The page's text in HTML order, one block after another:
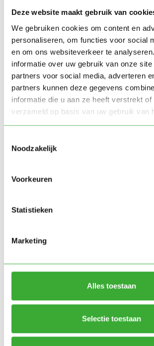
Deze website maakt gebruik van
We gebruiken cookies om content en
personaliseren, om functies voor social
en om ons websiteverkeer te
informatie over uw gebruik van onze site
partners voor social media, adverteren
partners kunnen deze gegevens
informatie die u aan ze heeft verstrekt of
verzameld op basis van uw gebruik van
Noodzakelijk
Voorkeuren
Statistieken
Marketing
Alles toestaan
Selectie toestaan
ontwikkeld en getest voor
De oplossing:
Green Simplicity realiseerde een
productie- en onderzoeksmodule
klimaatcel met vier grote stellingen.
koelsysteem werkt volledig
uitgerust met Green Simplicity
integreert met Rijk Zwaan’s
Deze opstelling biedt optimale
maximale flexibiliteit voor zowel
als het uitvoeren van onderzoek en
Rijk Zwaan profiteert van de
onderzoeksmogelijkheden. Het
gebruiksvriendelijke software
naadloze aansluiting op hun
werkprocessen. De vier grote
onderzoeksactiviteiten.